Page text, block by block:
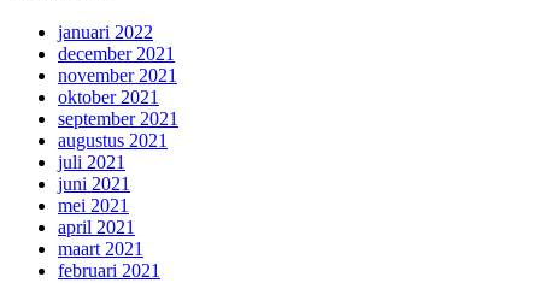
januari 2022
december 2021
november 2021
oktober 2021
september 2021
augustus 2021
juli 2021
juni 2021
mei 2021
april 2021
maart 2021
februari 2021